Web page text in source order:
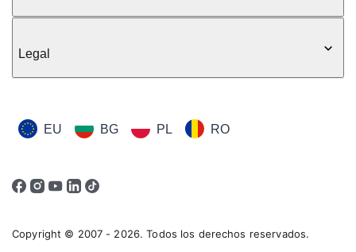
Legal
EU BG PL RO
Copyright © 2007 - 2026. Todos los derechos reservados.